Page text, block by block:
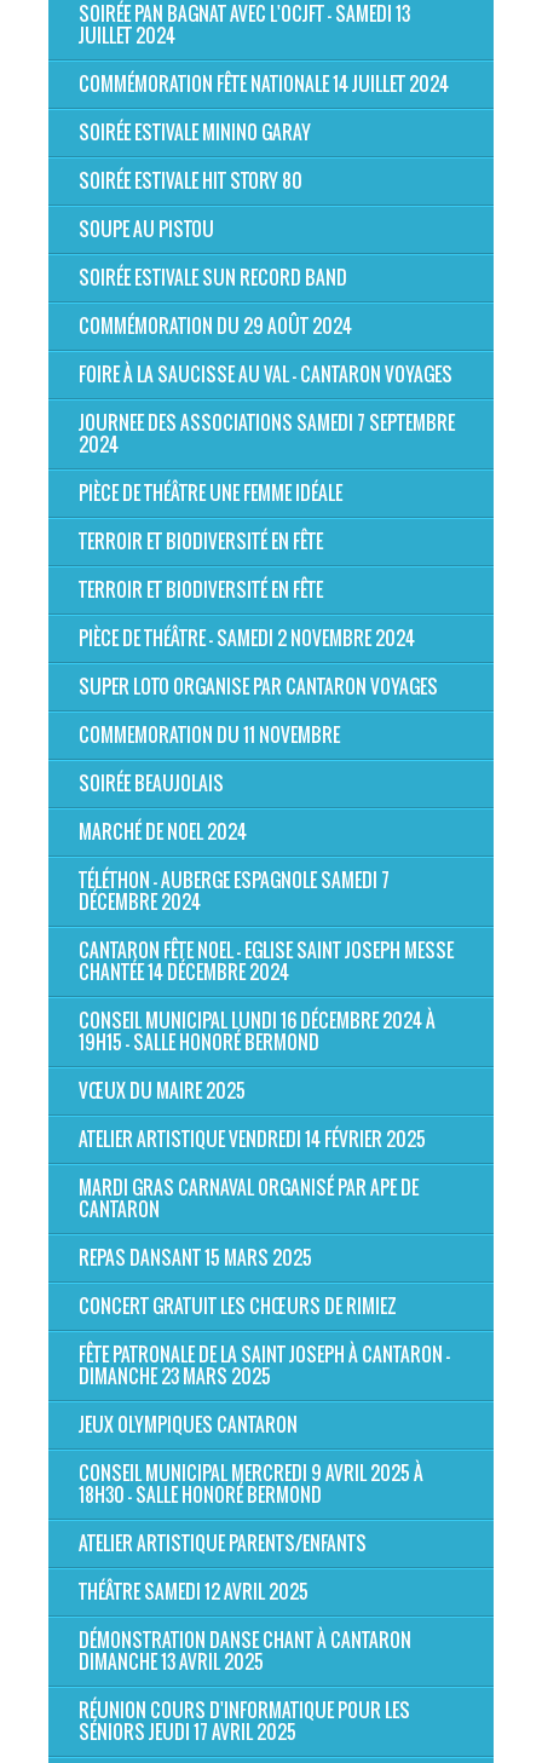
SOIRÉE PAN BAGNAT AVEC L'OCJFT - SAMEDI 13
JUILLET 2024
COMMÉMORATION FÊTE NATIONALE 14 JUILLET 2024
SOIRÉE ESTIVALE MININO GARAY
SOIRÉE ESTIVALE HIT STORY 80
SOUPE AU PISTOU
SOIRÉE ESTIVALE SUN RECORD BAND
COMMÉMORATION DU 29 AOÛT 2024
FOIRE À LA SAUCISSE AU VAL - CANTARON VOYAGES
JOURNEE DES ASSOCIATIONS SAMEDI 7 SEPTEMBRE
2024
PIÈCE DE THÉÂTRE UNE FEMME IDÉALE
TERROIR ET BIODIVERSITÉ EN FÊTE
TERROIR ET BIODIVERSITÉ EN FÊTE
PIÈCE DE THÉÂTRE - SAMEDI 2 NOVEMBRE 2024
SUPER LOTO ORGANISE PAR CANTARON VOYAGES
COMMEMORATION DU 11 NOVEMBRE
SOIRÉE BEAUJOLAIS
MARCHÉ DE NOEL 2024
TÉLÉTHON - AUBERGE ESPAGNOLE SAMEDI 7
DÉCEMBRE 2024
CANTARON FÊTE NOEL - EGLISE SAINT JOSEPH MESSE
CHANTÉE 14 DÉCEMBRE 2024
CONSEIL MUNICIPAL LUNDI 16 DÉCEMBRE 2024 À
19H15 - SALLE HONORÉ BERMOND
VŒUX DU MAIRE 2025
ATELIER ARTISTIQUE VENDREDI 14 FÉVRIER 2025
MARDI GRAS CARNAVAL ORGANISÉ PAR APE DE
CANTARON
REPAS DANSANT 15 MARS 2025
CONCERT GRATUIT LES CHŒURS DE RIMIEZ
FÊTE PATRONALE DE LA SAINT JOSEPH À CANTARON -
DIMANCHE 23 MARS 2025
JEUX OLYMPIQUES CANTARON
CONSEIL MUNICIPAL MERCREDI 9 AVRIL 2025 À
18H30 - SALLE HONORÉ BERMOND
ATELIER ARTISTIQUE PARENTS/ENFANTS
THÉÂTRE SAMEDI 12 AVRIL 2025
DÉMONSTRATION DANSE CHANT À CANTARON
DIMANCHE 13 AVRIL 2025
RÉUNION COURS D'INFORMATIQUE POUR LES
SÉNIORS JEUDI 17 AVRIL 2025